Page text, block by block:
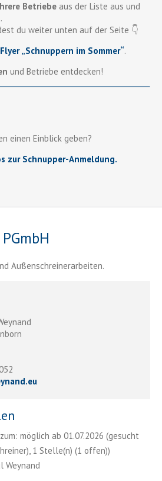
Betriebe aus der Liste aus und
.
du weiter unten auf der Seite 👇
Flyer „Schnuppern im Sommer“.
und Betriebe entdecken!
einen Einblick geben?
zur Schnupper-Anmeldung.
Außenschreinerarbeiten.
möglich ab 01.07.2026 (gesucht
1 Stelle(n) (1 offen))
Weynand